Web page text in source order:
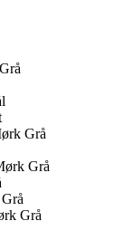
Grå
Grå
Grå